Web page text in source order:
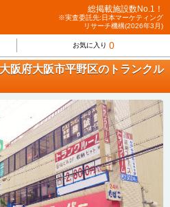
総掲載施設数No.1！
※実査委託先:日本マーケティング
リサーチ機構(2026年3月)
お気に入り 0
阪府大阪市平野区のトランクル